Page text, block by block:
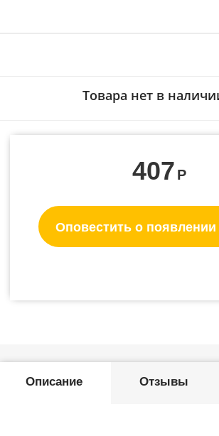
Товара нет в
407 Р
Оповестить о появлении
Описание Отзывы